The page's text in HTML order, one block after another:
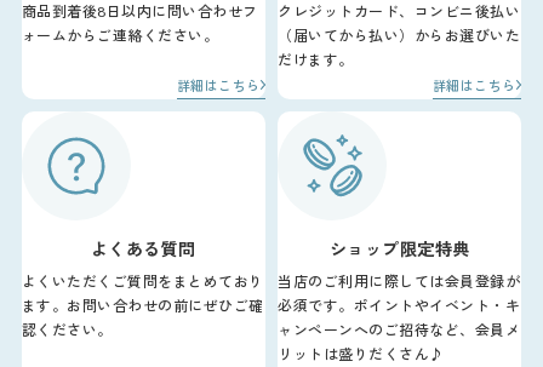
商品到着後8日以内に問い合わせフ
ォームからご連絡ください。
詳細はこちら
クレジットカード、コンビニ後払い
（届いてから払い）からお選びいた
だけます。
詳細はこちら
よくある質問
よくいただくご質問をまとめており
ます。お問い合わせの前にぜひご確
認ください。
ショップ限定特典
当店のご利用に際しては会員登録が
必須です。ポイントやイベント・キ
ャンペーンへのご招待など、会員メ
リットは盛りだくさん♪